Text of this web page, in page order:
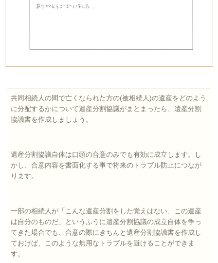
共同相続人の間で亡くなられた方の(被相続人)の遺産をどのよう
に分配するかについて遺産分割協議がまとまったら、遺産分割
協議書を作成しましょう。
遺産分割協議自体は口頭の合意のみでも有効に成立します。し
かし、合意内容を書面化する事で将来のトラブル防止につなが
ります。
一部の相続人が「こんな遺産分割をした覚えはない、この遺産
は自分のものだ」というふうに遺産分割協議の成立自体を争っ
てきた場合でも、合意の際にきちんと遺産分割協議書を作成し
ておけば、このような無用なトラブルを避けることができま
す。